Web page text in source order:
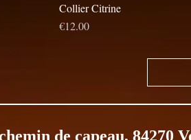
Aperçu rapide
Collier Citrine
Prix
€12.00
de capeau, 84270